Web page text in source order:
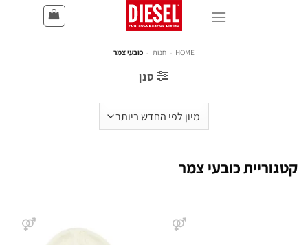
HOME
- חנות - כובעי צמר
סנן
קטגוריית כובעי צמר